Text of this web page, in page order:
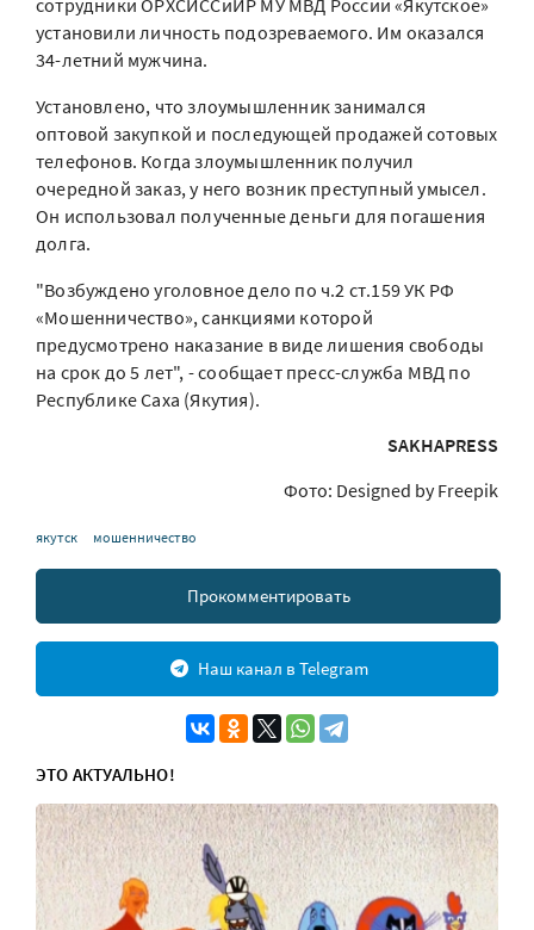
сотрудники ОРХСИССиИР МУ МВД России «Якутское»
установили личность подозреваемого. Им оказался
34-летний мужчина.
Установлено, что злоумышленник занимался
оптовой закупкой и последующей продажей сотовых
телефонов. Когда злоумышленник получил
очередной заказ, у него возник преступный умысел.
Он использовал полученные деньги для погашения
долга.
"Возбуждено уголовное дело по ч.2 ст.159 УК РФ
«Мошенничество», санкциями которой
предусмотрено наказание в виде лишения свободы
на срок до 5 лет", - сообщает пресс-служба МВД по
Республике Саха (Якутия).
SAKHAPRESS
Фото: Designed by Freepik
якутск мошенничество
Прокомментировать
Наш канал в Telegram
ЭТО АКТУАЛЬНО!